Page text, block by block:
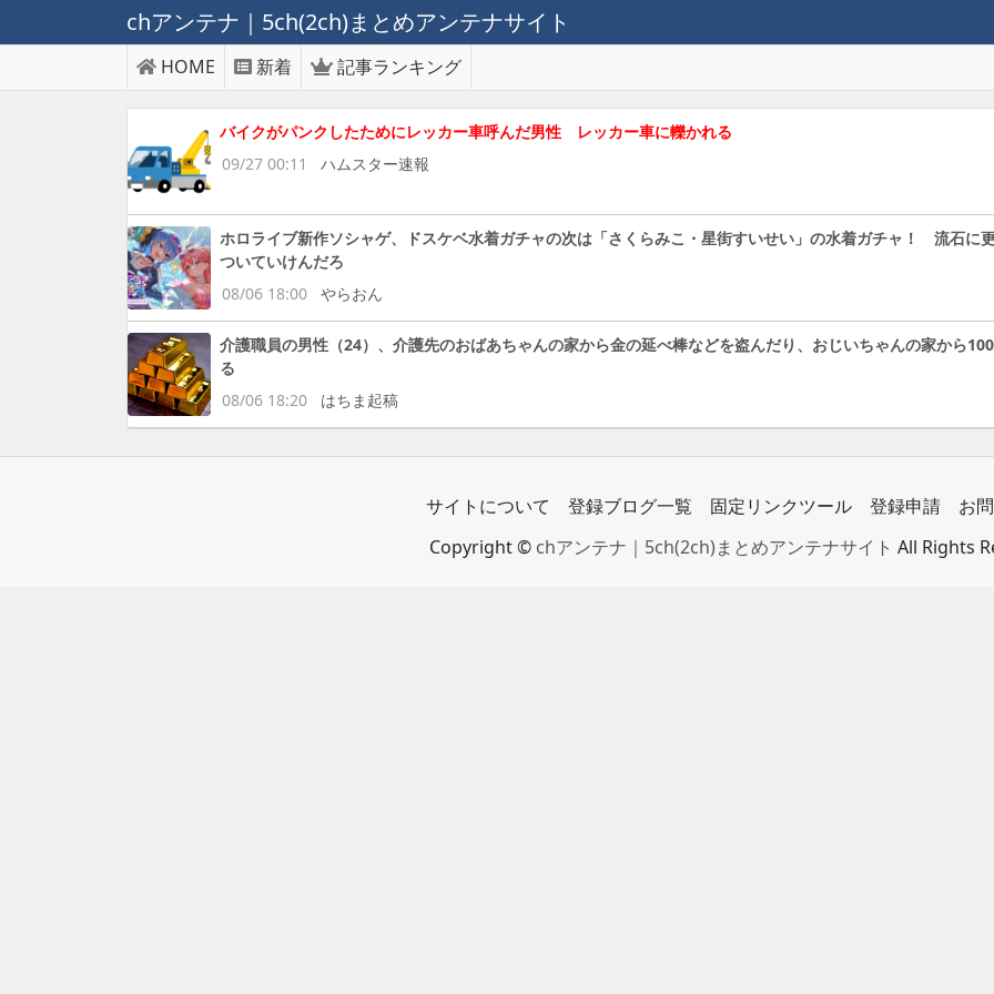
chアンテナ｜5ch(2ch)まとめアンテナサイト
HOME 新着 記事ランキング
バイクがパンクしたためにレッカー車呼んだ男性 レッカー車に轢かれる
09/27 00:11
ハムスター速報
ホロライブ新作ソシャゲ、ドスケベ水着ガチャの次は「さくらみこ・星街すいせい」の水着ガチャ！ 流石に
ついていけんだろ
08/06 18:00
やらおん
介護職員の男性（24）、介護先のおばあちゃんの家から金の延べ棒などを盗んだり、おじいちゃんの家から
る
08/06 18:20
はちま起稿
サイトについて 登録ブログ一覧 固定リンクツール 登録申請
お
Copyright © chアンテナ｜5ch(2ch)まとめアンテナサイト All Rights